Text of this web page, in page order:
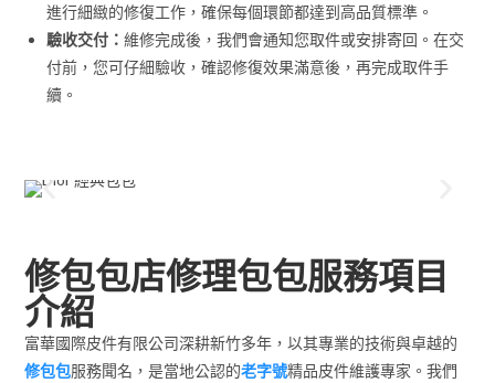
進行細緻的修復工作，確保每個環節都達到高品質標準。
驗收交付：維修完成後，我們會通知您取件或安排寄回。在交
付前，您可仔細驗收，確認修復效果滿意後，再完成取件手
續。
修包包店修理包包服務項目
介紹
富華國際皮件有限公司深耕新竹多年，以其專業的技術與卓越的
修包包服務聞名，是當地公認的老字號精品皮件維護專家。我們